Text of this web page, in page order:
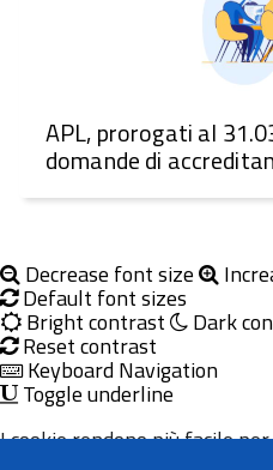
APL, prorogati al
domande di
Decrease font size
Default font sizes
Bright contrast Dark
Reset contrast
Keyboard Navigation
Toggle underline
I cookie rendono più facile